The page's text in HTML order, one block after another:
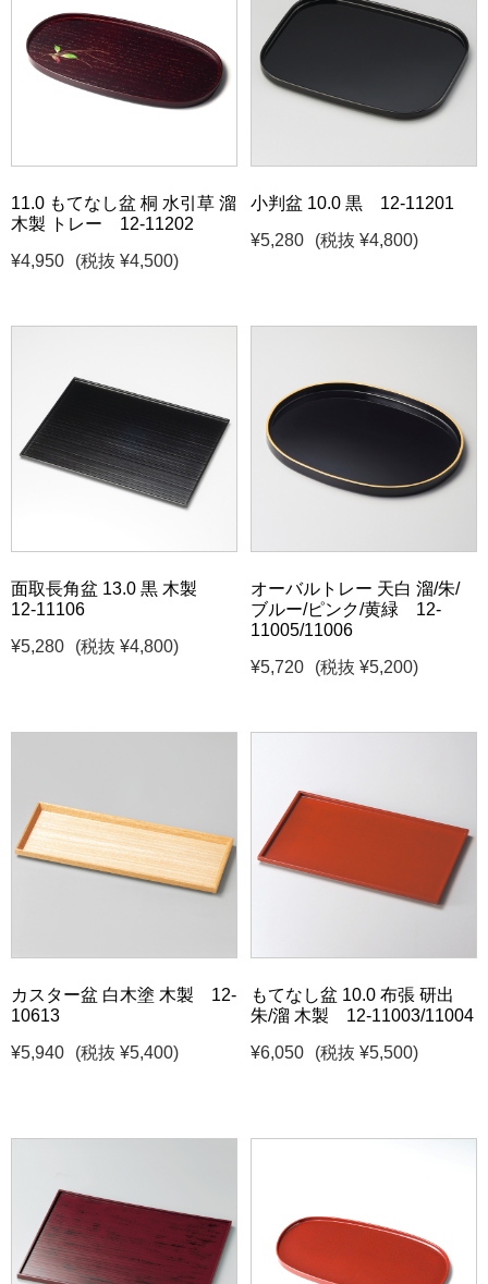
11.0 もてなし盆 桐 水引草 溜
木製 トレー 12-11202
¥4,950
(税抜 ¥4,500)
小判盆 10.0 黒 12-11201
¥5,280
(税抜 ¥4,800)
面取長角盆 13.0 黒 木製
12-11106
¥5,280
(税抜 ¥4,800)
オーバルトレー 天白 溜/朱/
ブルー/ピンク/黄緑 12-
11005/11006
¥5,720
(税抜 ¥5,200)
カスター盆 白木塗 木製 12-
10613
¥5,940
(税抜 ¥5,400)
もてなし盆 10.0 布張 研出
朱/溜 木製 12-11003/11004
¥6,050
(税抜 ¥5,500)